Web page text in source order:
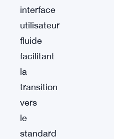
interface
utilisateur
fluide
facilitant
la
transition
vers
le
standard